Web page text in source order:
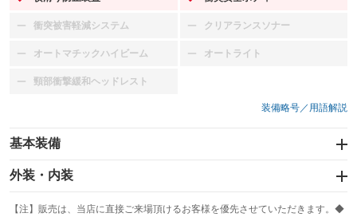
衝突被害軽減システム
：装備なし クリアランスソナー
：装備なし
オートマチックハイビーム
：装備なし オートライト
：装備なし
頸部衝撃緩和ヘッドレスト
：装備なし
装備略号／用語解説
基本装備
エアバッグ：運転席/助手席
：装備あり
：装備あり
外装・内装
カーナビ：SDナビ
：装備あり
【注】販売は、当店に直接ご来場頂けるお客様を優先させていただきます。◆